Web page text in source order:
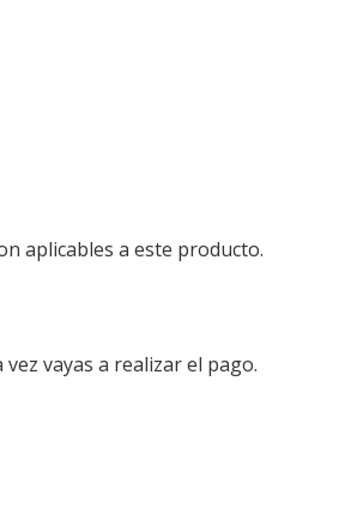
aplicables a este producto.
vez vayas a realizar el pago.